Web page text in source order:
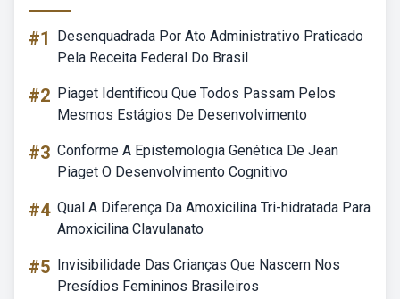
#1
Desenquadrada Por Ato Administrativo Praticado
Pela Receita Federal Do Brasil
#2 Piaget Identificou Que Todos Passam Pelos
Mesmos Estágios De Desenvolvimento
#3 Conforme A Epistemologia Genética De Jean
Piaget O Desenvolvimento Cognitivo
#4 Qual A Diferença Da Amoxicilina Tri-hidratada Para
Amoxicilina Clavulanato
#5 Invisibilidade Das Crianças Que Nascem Nos
Presídios Femininos Brasileiros